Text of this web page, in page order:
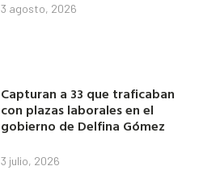
3 agosto, 2026
Capturan a 33 que traficaban
con plazas laborales en el
gobierno de Delfina Gómez
3 julio, 2026